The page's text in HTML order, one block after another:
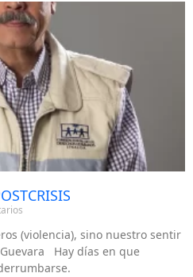
(violencia), sino nuestro sentir
Hay días en que